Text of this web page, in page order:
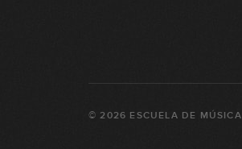
©2026 ESCUELA DE MÚSICA